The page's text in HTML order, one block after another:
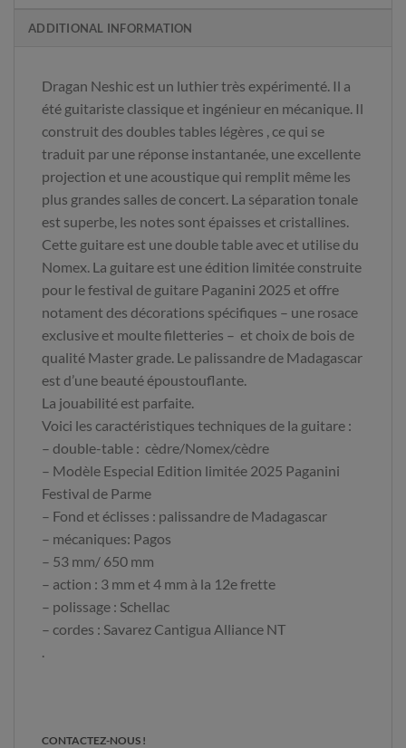
ADDITIONAL INFORMATION
Dragan Neshic est un luthier très expérimenté. Il a
été guitariste classique et ingénieur en mécanique. Il
construit des doubles tables légères , ce qui se
traduit par une réponse instantanée, une excellente
projection et une acoustique qui remplit même les
plus grandes salles de concert. La séparation tonale
est superbe, les notes sont épaisses et cristallines.
Cette guitare est une double table avec et utilise du
Nomex. La guitare est une édition limitée construite
pour le festival de guitare Paganini 2025 et offre
notament des décorations spécifiques – une rosace
exclusive et moulte filetteries – et choix de bois de
qualité Master grade. Le palissandre de Madagascar
est d’une beauté époustouflante.
La jouabilité est parfaite.
Voici les caractéristiques techniques de la guitare :
– double-table : cèdre/Nomex/cèdre
– Modèle Especial Edition limitée 2025 Paganini
Festival de Parme
– Fond et éclisses : palissandre de Madagascar
– mécaniques: Pagos
– 53 mm/ 650 mm
– action : 3 mm et 4 mm à la 12e frette
– polissage : Schellac
– cordes : Savarez Cantigua Alliance NT
.
CONTACTEZ-NOUS !